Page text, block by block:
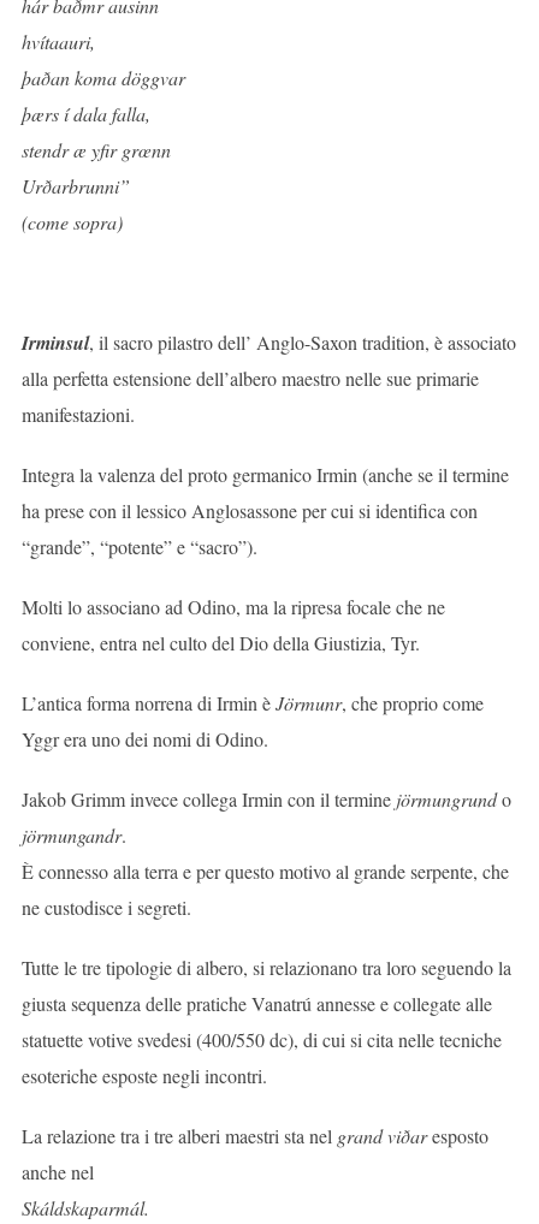
hár baðmr ausinn
hvítaauri,
þaðan koma döggvar
þærs í dala falla,
stendr æ yfir grœnn
Urðarbrunni”
(come sopra)
Irminsul, il sacro pilastro dell’ Anglo-Saxon tradition, è associato
alla perfetta estensione dell’albero maestro nelle sue primarie
manifestazioni.
Integra la valenza del proto germanico Irmin (anche se il termine
ha prese con il lessico Anglosassone per cui si identifica con
“grande”, “potente” e “sacro”).
Molti lo associano ad Odino, ma la ripresa focale che ne
conviene, entra nel culto del Dio della Giustizia, Tyr.
L’antica forma norrena di Irmin èJörmunr, che proprio come
Yggr era uno dei nomi di Odino.
Jakob Grimm invece collega Irmin con il termine jörmungrundo
jörmungandr.
È connesso alla terra e per questo motivo al grande serpente, che
ne custodisce i segreti.
Tutte le tre tipologie di albero, si relazionano tra loro seguendo la
giusta sequenza delle pratiche Vanatrú annesse e collegate alle
statuette votive svedesi (400/550 dc), di cui si cita nelle tecniche
esoteriche esposte negli incontri.
La relazione tra i tre alberi maestri sta nel grand viðaresposto
anche nel
Skáldskaparmál.